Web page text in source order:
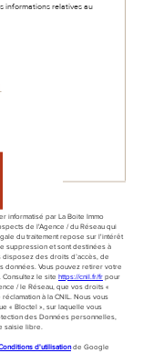
informations relatives au
informatisé par La Boite Immo
de l'Agence / du Réseau qui
du traitement repose sur l'intérêt
suppression et sont destinées à
disposez des droits d’accès, de
données. Vous pouvez retirer votre
Consultez le site https://cnil.fr/frpour
/ le Réseau, que vos droits «
à la CNIL. Nous vous
« Bloctel », sur laquelle vous
des Données personnelles,
saisie libre.
d'utilisationde Google